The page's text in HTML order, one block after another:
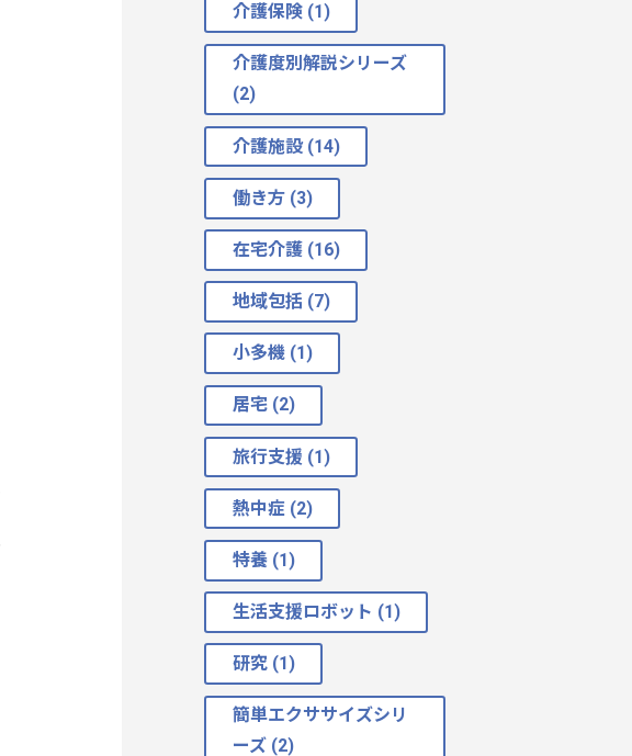
介護保険 (1)
介護度別解説シリーズ
(2)
介護施設 (14)
働き方 (3)
在宅介護 (16)
地域包括 (7)
小多機 (1)
居宅 (2)
旅行支援 (1)
熱中症 (2)
特養 (1)
生活支援ロボット (1)
研究 (1)
簡単エクササイズシリ
ーズ (2)